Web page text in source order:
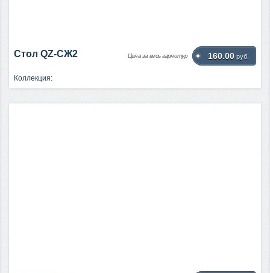
Стол QZ-СЖ2 Цена за весь гарнитур 160.00 руб.
Коллекция: